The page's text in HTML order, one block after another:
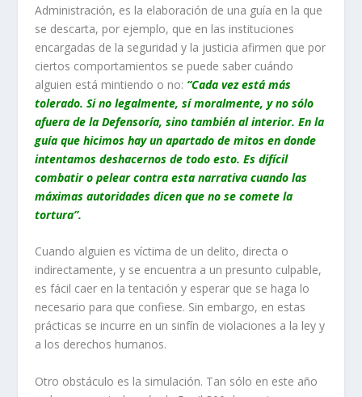
Administración, es la elaboración de una guía en la que
se descarta, por ejemplo, que en las instituciones
encargadas de la seguridad y la justicia afirmen que por
ciertos comportamientos se puede saber cuándo
alguien está mintiendo o no: “Cada vez está más
tolerado. Si no legalmente, sí moralmente, y no sólo
afuera de la Defensoría, sino también al interior. En la
guía que hicimos hay un apartado de mitos en donde
intentamos deshacernos de todo esto. Es difícil
combatir o pelear contra esta narrativa cuando las
máximas autoridades dicen que no se comete la
tortura”.
Cuando alguien es víctima de un delito, directa o
indirectamente, y se encuentra a un presunto culpable,
es fácil caer en la tentación y esperar que se haga lo
necesario para que confiese. Sin embargo, en estas
prácticas se incurre en un sinfín de violaciones a la ley y
a los derechos humanos.
Otro obstáculo es la simulación. Tan sólo en este año